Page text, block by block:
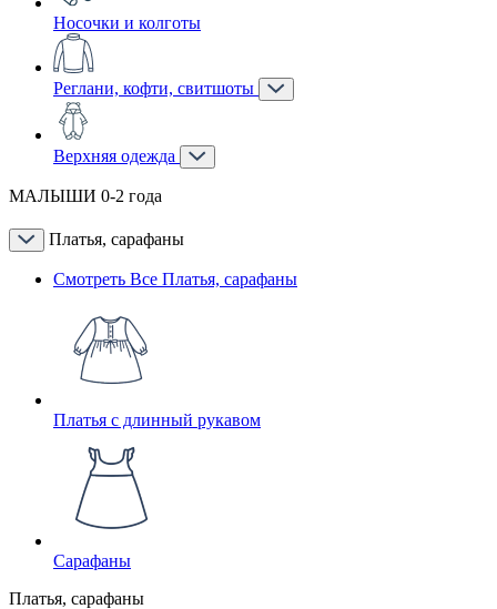
Носочки и колготы
Реглани, кофти, свитшоты
Верхняя одежда
МАЛЫШИ 0-2 года
Платья, сарафаны
Смотреть Все Платья, сарафаны
Платья с длинный рукавом
Сарафаны
Платья, сарафаны